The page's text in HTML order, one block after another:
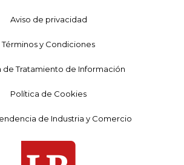
Aviso de privacidad
Términos y Condiciones
de Tratamiento de Información
Política de Cookies
de Industria y Comercio